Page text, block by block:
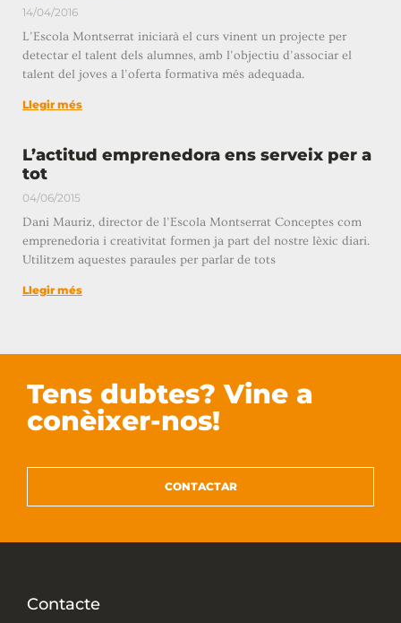
14/04/2016
L’Escola Montserrat iniciarà el curs vinent un projecte per
detectar el talent dels alumnes, amb l’objectiu d’associar el
talent del joves a l’oferta formativa més adequada.
Llegir més
L’actitud emprenedora ens serveix per a
tot
04/06/2015
Dani Mauriz, director de l’Escola Montserrat Conceptes com
emprenedoria i creativitat formen ja part del nostre lèxic diari.
Utilitzem aquestes paraules per parlar de tots
Llegir més
Tens dubtes? Vine a
conèixer-nos!
CONTACTAR
Contacte